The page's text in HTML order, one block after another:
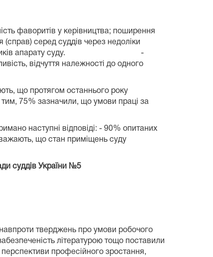
фаворитів у керівництва; поширення
(справ) серед суддів через недоліки
працівників апарату суду. -
відчуття належності до одного
що протягом останнього року
тим, 75% зазначили, що умови праці за
наступні відповіді: - 90% опитаних
що стан приміщень суду
суддів України №5
тверджень про умови робочого
ість літературою тощо поставили
професійного зростання,